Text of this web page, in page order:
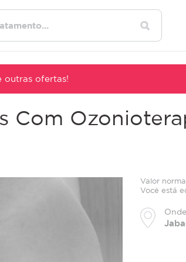
outras ofertas!
Com
Valor
Você está